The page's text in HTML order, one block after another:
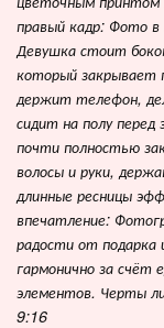
правый кадр: Фото в
Девушка стоит
который закрывает
держит телефон,
сидит на полу
почти полностью
волосы и руки,
длинные ресницы
впечатление:
радости от
гармонично за счёт
элементов. Черты
9:16